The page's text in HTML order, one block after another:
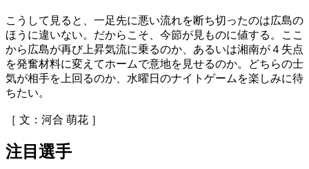
こうして見ると、一足先に悪い流れを断ち切ったのは広島の
ほうに違いない。だからこそ、今節が見ものに値する。ここ
から広島が再び上昇気流に乗るのか、あるいは湘南が４失点
を発奮材料に変えてホームで意地を見せるのか。どちらの士
気が相手を上回るのか、水曜日のナイトゲームを楽しみに待
ちたい。
［ 文：河合 萌花 ］
注目選手